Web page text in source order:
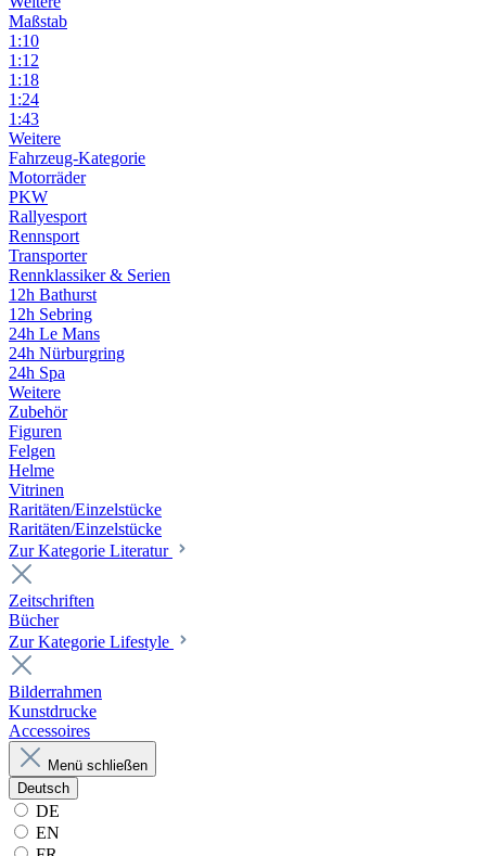
Maßstab
1:10
1:12
1:18
1:24
1:43
Weitere
Fahrzeug-Kategorie
Motorräder
PKW
Rallyesport
Rennsport
Transporter
Rennklassiker & Serien
12h Bathurst
12h Sebring
24h Le Mans
24h Nürburgring
24h Spa
Weitere
Zubehör
Figuren
Felgen
Helme
Vitrinen
Raritäten/Einzelstücke
Raritäten/Einzelstücke
Zur Kategorie Literatur
Zeitschriften
Bücher
Zur Kategorie Lifestyle
Bilderrahmen
Kunstdrucke
Accessoires
Menü schließen
Deutsch
DE
EN